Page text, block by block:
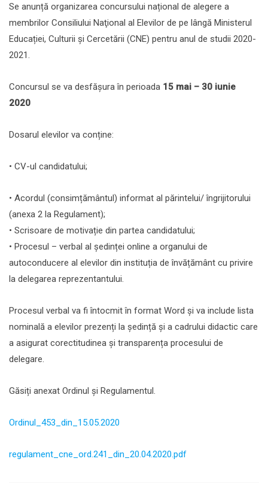
Se anunță organizarea concursului național de alegere a
membrilor Consiliului Naţional al Elevilor de pe lângă Ministerul
Educației, Culturii și Cercetării (CNE) pentru anul de studii 2020-
2021.
Concursul se va desfășura în perioada 15 mai – 30 iunie
2020
Dosarul elevilor va conține:
• CV-ul candidatului;
• Acordul (consimțământul) informat al părintelui/ îngrijitorului
(anexa 2 la Regulament);
• Scrisoare de motivație din partea candidatului;
• Procesul – verbal al ședinței online a organului de
autoconducere al elevilor din instituția de învățământ cu privire
la delegarea reprezentantului.
Procesul verbal va fi întocmit în format Word și va include lista
nominală a elevilor prezenți la ședință și a cadrului didactic care
a asigurat corectitudinea și transparența procesului de
delegare.
Găsiți anexat Ordinul și Regulamentul.
Ordinul_453_din_15.05.2020
regulament_cne_ord.241_din_20.04.2020.pdf